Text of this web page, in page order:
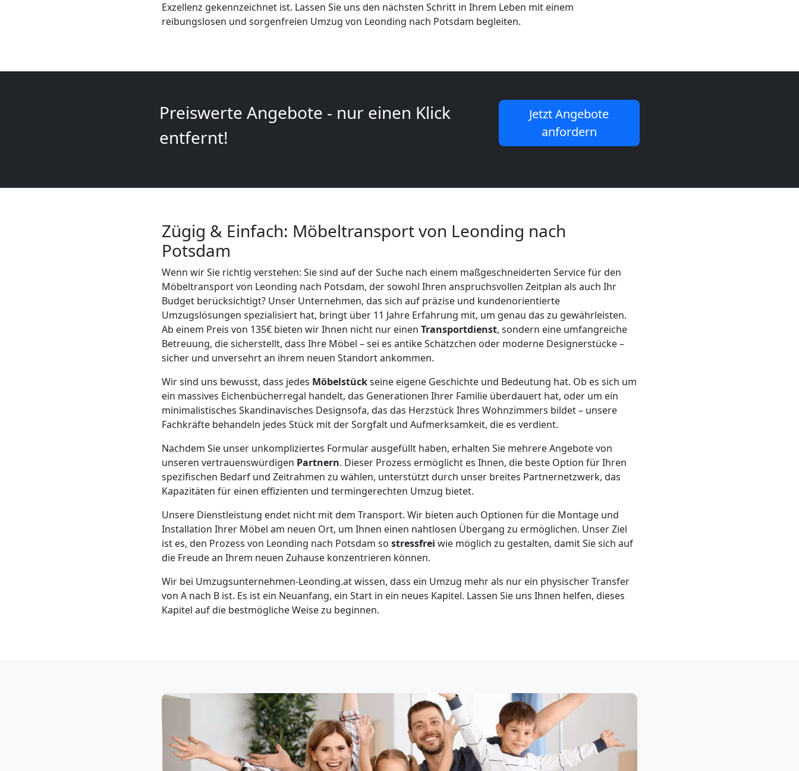
Exzellenz gekennzeichnet ist. Lassen Sie uns den nächsten Schritt in Ihrem Leben mit einem
reibungslosen und sorgenfreien Umzug von Leonding nach Potsdam begleiten.
Preiswerte Angebote - nur einen Klick
entfernt!
Jetzt Angebote
anfordern
Zügig & Einfach: Möbeltransport von Leonding nach
Potsdam
Wenn wir Sie richtig verstehen: Sie sind auf der Suche nach einem maßgeschneiderten Service für den
Möbeltransport von Leonding nach Potsdam, der sowohl Ihren anspruchsvollen Zeitplan als auch Ihr
Budget berücksichtigt? Unser Unternehmen, das sich auf präzise und kundenorientierte
Umzugslösungen spezialisiert hat, bringt über 11 Jahre Erfahrung mit, um genau das zu gewährleisten.
Ab einem Preis von 135€ bieten wir Ihnen nicht nur einen Transportdienst, sondern eine umfangreiche
Betreuung, die sicherstellt, dass Ihre Möbel – sei es antike Schätzchen oder moderne Designerstücke –
sicher und unversehrt an ihrem neuen Standort ankommen.
Wir sind uns bewusst, dass jedes Möbelstückseine eigene Geschichte und Bedeutung hat. Ob es sich um
ein massives Eichenbücherregal handelt, das Generationen Ihrer Familie überdauert hat, oder um ein
minimalistisches Skandinavisches Designsofa, das das Herzstück Ihres Wohnzimmers bildet – unsere
Fachkräfte behandeln jedes Stück mit der Sorgfalt und Aufmerksamkeit, die es verdient.
Nachdem Sie unser unkompliziertes Formular ausgefüllt haben, erhalten Sie mehrere Angebote von
unseren vertrauenswürdigen Partnern. Dieser Prozess ermöglicht es Ihnen, die beste Option für Ihren
spezifischen Bedarf und Zeitrahmen zu wählen, unterstützt durch unser breites Partnernetzwerk, das
Kapazitäten für einen effizienten und termingerechten Umzug bietet.
Unsere Dienstleistung endet nicht mit dem Transport. Wir bieten auch Optionen für die Montage und
Installation Ihrer Möbel am neuen Ort, um Ihnen einen nahtlosen Übergang zu ermöglichen. Unser Ziel
ist es, den Prozess von Leonding nach Potsdam so stressfrei wie möglich zu gestalten, damit Sie sich auf
die Freude an Ihrem neuen Zuhause konzentrieren können.
Wir bei Umzugsunternehmen-Leonding.at wissen, dass ein Umzug mehr als nur ein physischer Transfer
von A nach B ist. Es ist ein Neuanfang, ein Start in ein neues Kapitel. Lassen Sie uns Ihnen helfen, dieses
Kapitel auf die bestmögliche Weise zu beginnen.
Klaviertransport